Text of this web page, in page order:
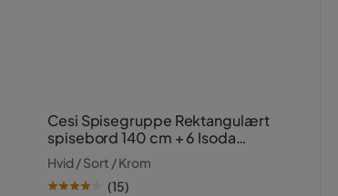
Cesi Spisegruppe Rektangulært
spisebord 140 cm + 6 Isoda
Læderstole
Hvid / Sort / Krom
(15)